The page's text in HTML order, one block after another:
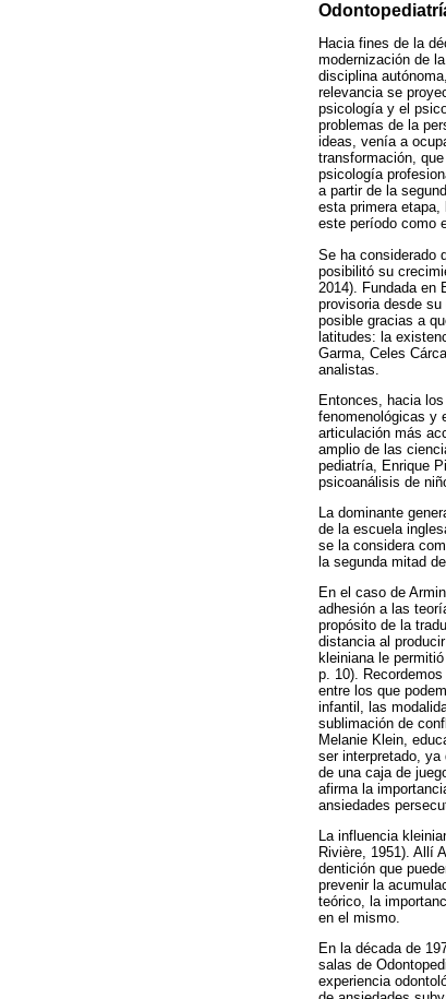
Hacia fines de la
modernización de
disciplina
relevancia se
psicología y el
problemas de la
ideas, venía a
transformación,
psicología
a partir de la
esta primera
este período como
Se ha considerado
posibilitó su
2014). Fundada en
provisoria desde
posible gracias a
latitudes: la
Garma, Celes
analistas.
Entonces, hacia
fenomenológicas y
articulación más
amplio de las
pediatría, Enrique
psicoanálisis de
La dominante
de la escuela
se la considera
la segunda mitad
En el caso de
adhesión a las
propósito de la
distancia al
kleiniana le
p. 10).
entre los que
infantil, las
sublimación de
Melanie Klein,
ser interpretado,
de una caja de
afirma la
ansiedades
La influencia
Rivière, 1951). Allí
dentición que
prevenir la
teórico, la
en el mismo.
En la década de
salas de
experiencia